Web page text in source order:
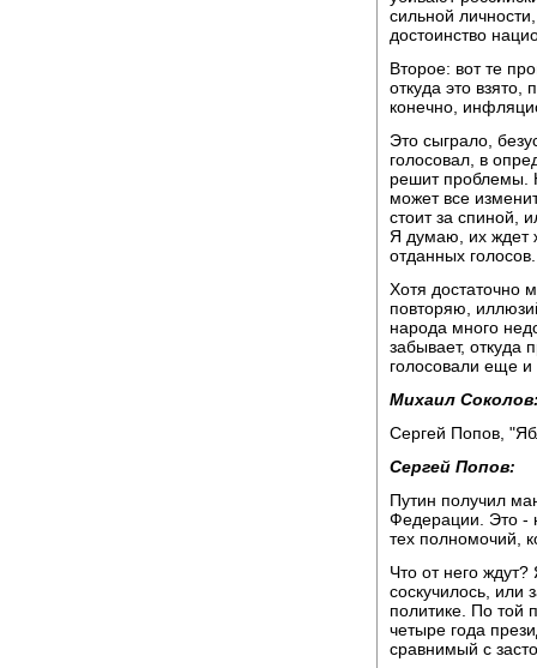
сильной
достоинство
Второе: вот те
откуда это
конечно,
Это сыграло,
голосовал, в
решит проблемы.
может все
стоит за спиной,
Я думаю, их ждет
отданных голосов.
Хотя достаточно
повторяю,
народа много
забывает, откуда
голосовали еще
Михаил
Сергей Попов,
Сергей Попов:
Путин получил
Федерации. Это -
тех полномочий,
Что от него
соскучилось, или
политике. По той
четыре года
сравнимый с